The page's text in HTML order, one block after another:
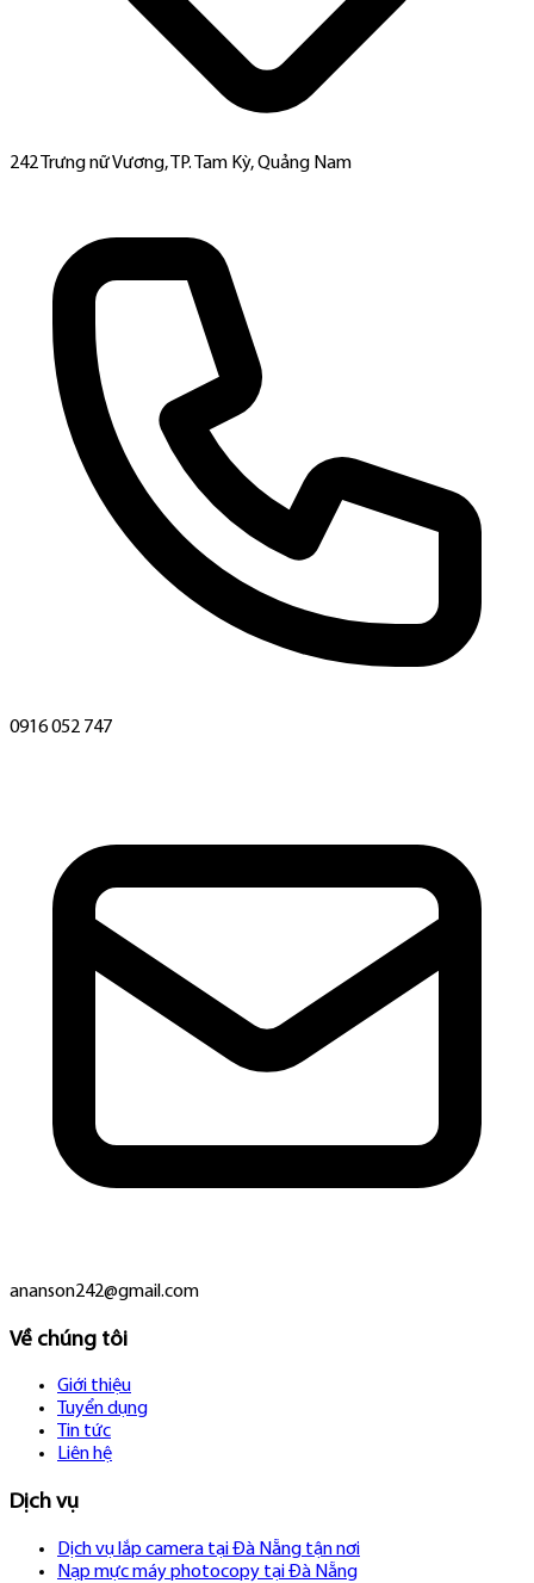
242 Trưng nữ Vương, TP. Tam Kỳ, Quảng Nam
0916 052 747
ananson242@gmail.com
Về chúng tôi
Giới thiệu
Tuyển dụng
Tin tức
Liên hệ
Dịch vụ
Dịch vụ lắp camera tại Đà Nẵng tận nơi
Nạp mực máy photocopy tại Đà Nẵng